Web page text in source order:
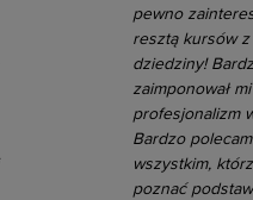
pewno
resztą kursów z
dziedziny!
zaimponował mi
profesjonalizm
Bardzo
wszystkim,
poznać